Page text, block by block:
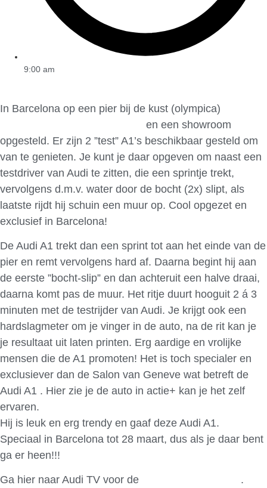
9:00 am
In Barcelona op een pier bij de kust (olympica)
en een showroom
opgesteld. Er zijn 2 ”test” A1’s beschikbaar gesteld om
van te genieten. Je kunt je daar opgeven om naast een
testdriver van Audi te zitten, die een sprintje trekt,
vervolgens d.m.v. water door de bocht (2x) slipt, als
laatste rijdt hij schuin een muur op. Cool opgezet en
exclusief in Barcelona!
De Audi A1 trekt dan een sprint tot aan het einde van de
pier en remt vervolgens hard af. Daarna begint hij aan
de eerste ”bocht-slip” en dan achteruit een halve draai,
daarna komt pas de muur. Het ritje duurt hooguit 2 á 3
minuten met de testrijder van Audi. Je krijgt ook een
hardslagmeter om je vinger in de auto, na de rit kan je
je resultaat uit laten printen. Erg aardige en vrolijke
mensen die de A1 promoten! Het is toch specialer en
exclusiever dan de Salon van Geneve wat betreft de
Audi A1 . Hier zie je de auto in actie+ kan je het zelf
ervaren.
Hij is leuk en erg trendy en gaaf deze Audi A1.
Speciaal in Barcelona tot 28 maart, dus als je daar bent
ga er heen!!!
Ga hier naar Audi TV voor de .